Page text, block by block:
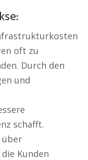
oft zu
Durch den
und
schafft.
über
Kunden